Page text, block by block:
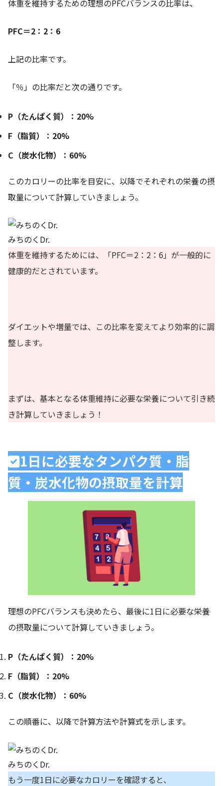
体重を維持するための理想のPFCバランスの比率は、
PFC＝2：2：6
上記の比率です。
「％」の比率だと次の通りです。
P（たんぱく質）：20%
F（脂質）：20%
C（炭水化物）：60%
このカロリーの比率を目安に、以降でそれぞれの栄養の摂
取量について計算していきましょう。
みちのくDr.
体重を維持するためには、「PFC＝2：2：6」が一般的に
健康的だとされています。
ダイエットや増量では、この比率を変えてより効率的に調
整します。
まずは、基本となる体重維持に必要な栄養について引き続
き計算していきましょう！
1日に必要なタンパク質・脂
質・炭水化物の摂取量を計算
理想のPFCバランスも決めたら、最後に1日に必要な栄養
の摂取量について計算していきましょう。
P（たんぱく質）：20%
F（脂質）：20%
C（炭水化物）：60%
この順番に、以降で計算方法や計算式を示します。
みちのくDr.
もう一度1日に必要なカロリーを確認すると、